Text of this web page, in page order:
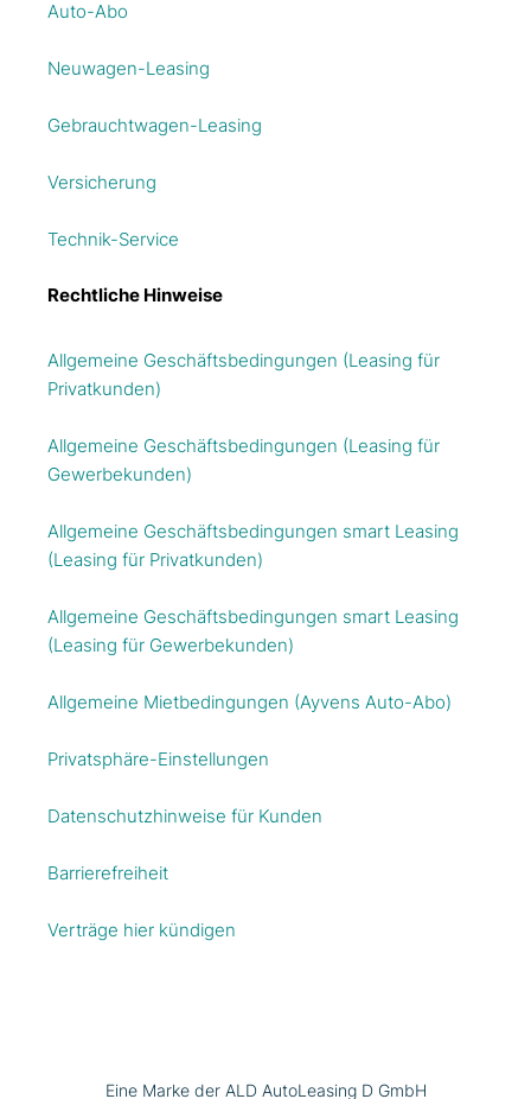
Auto-Abo
Neuwagen-Leasing
Gebrauchtwagen-Leasing
Versicherung
Technik-Service
Rechtliche Hinweise
Allgemeine Geschäftsbedingungen (Leasing für
Privatkunden)
Allgemeine Geschäftsbedingungen (Leasing für
Gewerbekunden)
Allgemeine Geschäftsbedingungen smart Leasing
(Leasing für Privatkunden)
Allgemeine Geschäftsbedingungen smart Leasing
(Leasing für Gewerbekunden)
Allgemeine Mietbedingungen (Ayvens Auto-Abo)
Privatsphäre-Einstellungen
Datenschutzhinweise für Kunden
Barrierefreiheit
Verträge hier kündigen
Eine Marke der ALD AutoLeasing D GmbH